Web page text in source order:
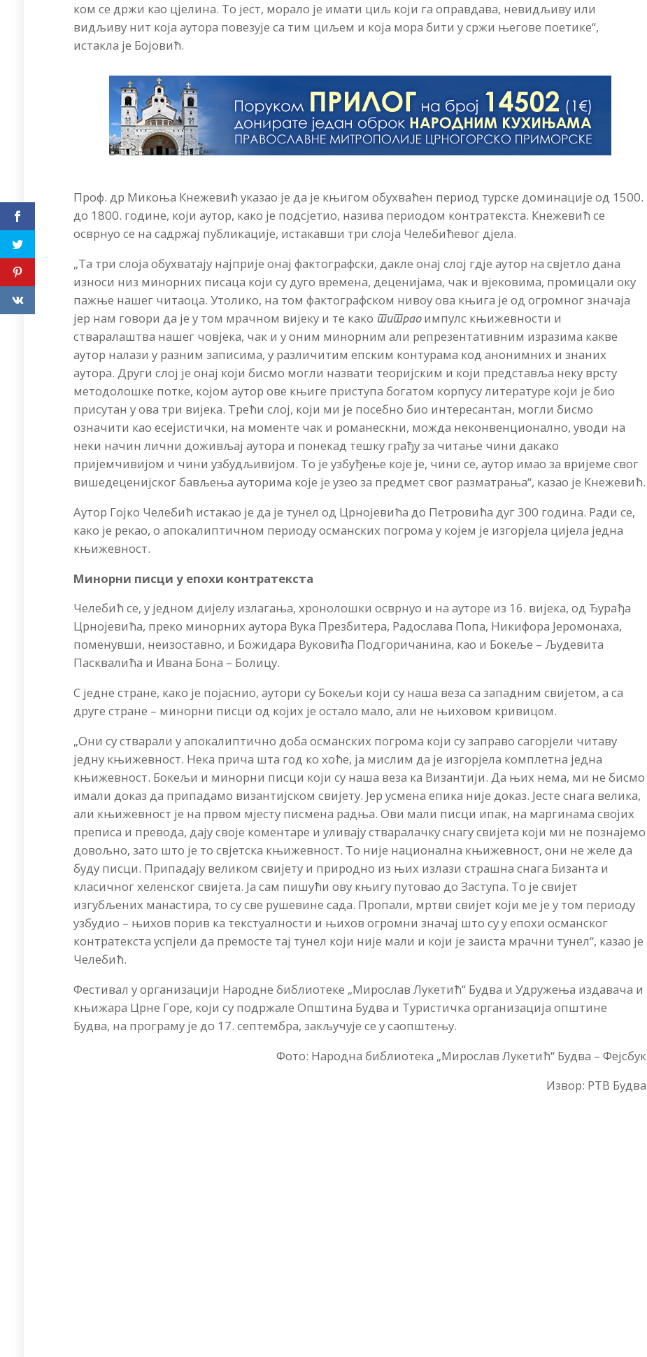
ком се држи као цјелина. То јест, морало је имати циљ који га оправдава, невидљиву или
видљиву нит која аутора повезује са тим циљем и која мора бити у сржи његове поетике“,
истакла је Бојовић.
Проф. др Микоња Кнежевић указао је да је књигом обухваћен период турске доминације од 1500.
до 1800. године, који аутор, како је подсјетио, назива периодом контратекста. Кнежевић се
осврнуо се на садржај публикације, истакавши три слоја Челебићевог дјела.
„Та три слоја обухватају најприје онај фактографски, дакле онај слој гдје аутор на свјетло дана
износи низ минорних писаца који су дуго времена, деценијама, чак и вјековима, промицали оку
пажње нашег читаоца. Утолико, на том фактографском нивоу ова књига је од огромног значаја
јер нам говори да је у том мрачном вијеку и те како титрао импулс књижевности и
стваралаштва нашег човјека, чак и у оним минорним али репрезентативним изразима какве
аутор налази у разним записима, у различитим епским контурама код анонимних и знаних
аутора. Други слој је онај који бисмо могли назвати теоријским и који представља неку врсту
методолошке потке, којом аутор ове књиге приступа богатом корпусу литературе који је био
присутан у ова три вијека. Трећи слој, који ми је посебно био интересантан, могли бисмо
означити као есејистички, на моменте чак и романескни, можда неконвенционално, уводи на
неки начин лични доживљај аутора и понекад тешку грађу за читање чини дакако
пријемчивијом и чини узбудљивијом. То је узбуђење које је, чини се, аутор имао за вријеме свог
вишедеценијског бављења ауторима које је узео за предмет свог разматрања“, казао је Кнежевић.
Аутор Гојко Челебић истакао је да је тунел од Црнојевића до Петровића дуг 300 година. Ради се,
како је рекао, о апокалиптичном периоду османских погрома у којем је изгорјела цијела једна
књижевност.
Минорни писци у епохи контратекста
Челебић се, у једном дијелу излагања, хронолошки осврнуо и на ауторе из 16. вијека, од Ђурађа
Црнојевића, преко минорних аутора Вука Презбитера, Радослава Попа, Никифора Јеромонаха,
поменувши, неизоставно, и Божидара Вуковића Подгоричанина, као и Бокеље – Људевита
Пасквалића и Ивана Бона – Болицу.
С једне стране, како је појаснио, аутори су Бокељи који су наша веза са западним свијетом, а са
друге стране – минорни писци од којих је остало мало, али не њиховом кривицом.
„Они су стварали у апокалиптично доба османских погрома који су заправо сагорјели читаву
једну књижевност. Нека прича шта год ко хоће, ја мислим да је изгорјела комплетна једна
књижевност. Бокељи и минорни писци који су наша веза ка Византији. Да њих нема, ми не бисмо
имали доказ да припадамо византијском свијету. Јер усмена епика није доказ. Јесте снага велика,
али књижевност је на првом мјесту писмена радња. Ови мали писци ипак, на маргинама својих
преписа и превода, дају своје коментаре и уливају стваралачку снагу свијета који ми не познајемо
довољно, зато што је то свјетска књижевност. То није национална књижевност, они не желе да
буду писци. Припадају великом свијету и природно из њих излази страшна снага Бизанта и
класичног хеленског свијета. Ја сам пишући ову књигу путовао до Заступа. То је свијет
изгубљених манастира, то су све рушевине сада. Пропали, мртви свијет који ме је у том периоду
узбудио – њихов порив ка текстуалности и њихов огромни значај што су у епохи османског
контратекста успјели да премосте тај тунел који није мали и који је заиста мрачни тунел“, казао је
Челебић.
Фестивал у организацији Народне библиотеке „Мирослав Лукетић“ Будва и Удружења издавача и
књижара Црне Горе, који су подржале Општина Будва и Туристичка организација општине
Будва, на програму је до 17. септембра, закључује се у саопштењу.
Фото: Народна библиотека „Мирослав Лукетић“ Будва – Фејсбук
Извор: РТВ Будва